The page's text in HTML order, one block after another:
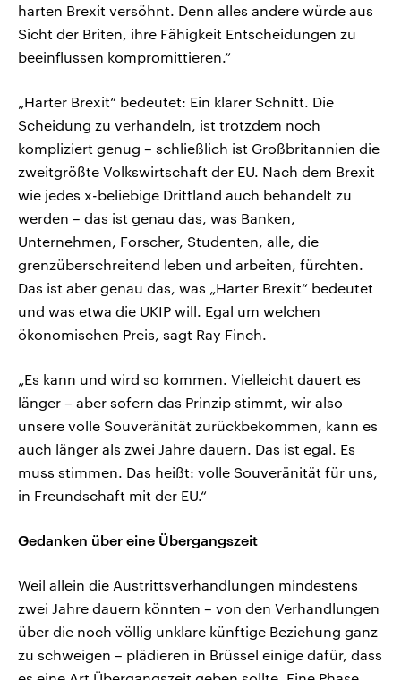
harten Brexit versöhnt. Denn alles andere würde aus
Sicht der Briten, ihre Fähigkeit Entscheidungen zu
beeinflussen kompromittieren.“
„Harter Brexit“ bedeutet: Ein klarer Schnitt. Die
Scheidung zu verhandeln, ist trotzdem noch
kompliziert genug – schließlich ist Großbritannien die
zweitgrößte Volkswirtschaft der EU. Nach dem Brexit
wie jedes x-beliebige Drittland auch behandelt zu
werden – das ist genau das, was Banken,
Unternehmen, Forscher, Studenten, alle, die
grenzüberschreitend leben und arbeiten, fürchten.
Das ist aber genau das, was „Harter Brexit“ bedeutet
und was etwa die UKIP will. Egal um welchen
ökonomischen Preis, sagt Ray Finch.
„Es kann und wird so kommen. Vielleicht dauert es
länger – aber sofern das Prinzip stimmt, wir also
unsere volle Souveränität zurückbekommen, kann es
auch länger als zwei Jahre dauern. Das ist egal. Es
muss stimmen. Das heißt: volle Souveränität für uns,
in Freundschaft mit der EU.“
Gedanken über eine Übergangszeit
Weil allein die Austrittsverhandlungen mindestens
zwei Jahre dauern könnten – von den Verhandlungen
über die noch völlig unklare künftige Beziehung ganz
zu schweigen – plädieren in Brüssel einige dafür, dass